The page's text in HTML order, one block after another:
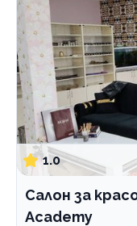
1.0
Салон за
Academy
Пловдив
Павликени
Услуги
Шопинг
модна визия
Категории
Мода
Бижута